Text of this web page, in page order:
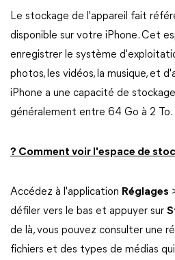
Le stockage de l'appareil fait
disponible sur votre iPhone. Cet
enregistrer le système
photos, les vidéos, la musique, et
iPhone a une capacité de
généralement entre 64 Go à 2 To.
? Comment voir l'espace de
Accédez à l'application Réglages
défiler vers le bas et appuyer sur
de là, vous pouvez consulter une
fichiers et des types de médias